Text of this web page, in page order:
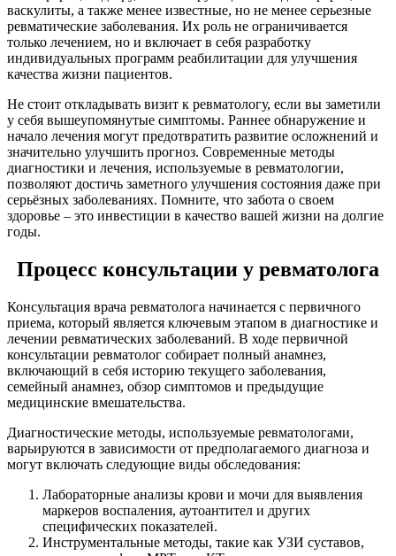
васкулиты, а также менее известные, но не менее серьезные
ревматические заболевания. Их роль не ограничивается
только лечением, но и включает в себя разработку
индивидуальных программ реабилитации для улучшения
качества жизни пациентов.
Не стоит откладывать визит к ревматологу, если вы заметили
у себя вышеупомянутые симптомы. Раннее обнаружение и
начало лечения могут предотвратить развитие осложнений и
значительно улучшить прогноз. Современные методы
диагностики и лечения, используемые в ревматологии,
позволяют достичь заметного улучшения состояния даже при
серьёзных заболеваниях. Помните, что забота о своем
здоровье – это инвестиции в качество вашей жизни на долгие
годы.
Процесс консультации у ревматолога
Консультация врача ревматолога начинается с первичного
приема, который является ключевым этапом в диагностике и
лечении ревматических заболеваний. В ходе первичной
консультации ревматолог собирает полный анамнез,
включающий в себя историю текущего заболевания,
семейный анамнез, обзор симптомов и предыдущие
медицинские вмешательства.
Диагностические методы, используемые ревматологами,
варьируются в зависимости от предполагаемого диагноза и
могут включать следующие виды обследования:
Лабораторные анализы крови и мочи для выявления
маркеров воспаления, аутоантител и других
специфических показателей.
Инструментальные методы, такие как УЗИ суставов,